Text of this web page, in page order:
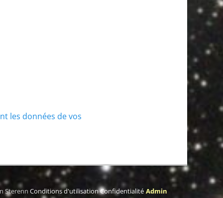
les données de vos
Sterenn Conditions d'utilisationConfidentialité Admin